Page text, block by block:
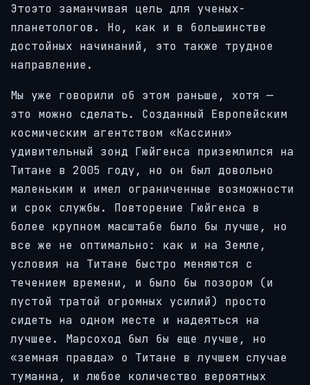
Этоэто заманчивая цель для ученых-
планетологов. Но, как и в большинстве
достойных начинаний, это также трудное
направление.
Мы уже говорили об этом раньше, хотя —
это можно сделать. Созданный Европейским
космическим агентством «Кассини»
удивительный зонд Гюйгенса приземлился на
Титане в 2005 году, но он был довольно
маленьким и имел ограниченные возможности
и срок службы. Повторение Гюйгенса в
более крупном масштабе было бы лучше, но
все же не оптимально: как и на Земле,
условия на Титане быстро меняются с
течением времени, и было бы позором (и
пустой тратой огромных усилий) просто
сидеть на одном месте и надеяться на
лучшее. Марсоход был бы еще лучше, но
«земная правда» о Титане в лучшем случае
туманна, и любое количество вероятных